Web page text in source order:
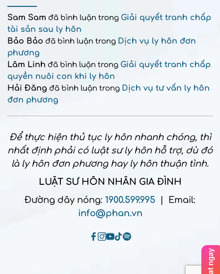
Sam Sam đã bình luận trong Giải quyết tranh chấp
tài sản sau ly hôn
Bảo Bảo đã bình luận trong Dịch vụ ly hôn đơn
phương
Lâm Linh đã bình luận trong Giải quyết tranh chấp
quyền nuôi con khi ly hôn
Hải Đăng đã bình luận trong Dịch vụ tư vấn ly hôn
đơn phương
Để thực hiện thủ tục ly hôn nhanh chóng, thì
nhất định phải có luật sư ly hôn hỗ trợ, dù đó
là ly hôn đơn phương hay ly hôn thuận tình.
LUẬT SƯ HÔN NHÂN GIA ĐÌNH
Đường dây nóng: 1900.599.995 | Email:
info@phan.vn